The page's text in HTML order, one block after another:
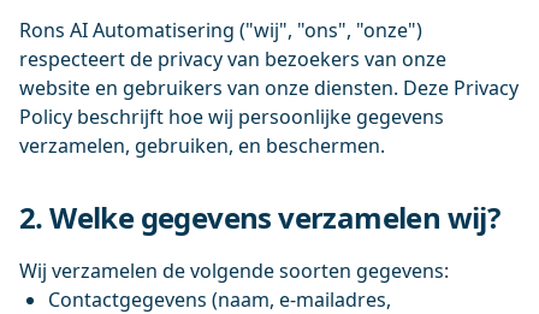
Rons AI Automatisering ("wij", "ons", "onze")
respecteert de privacy van bezoekers van onze
website en gebruikers van onze diensten. Deze Privacy
Policy beschrijft hoe wij persoonlijke gegevens
verzamelen, gebruiken, en beschermen.
2. Welke gegevens verzamelen wij?
Wij verzamelen de volgende soorten gegevens:
Contactgegevens (naam, e-mailadres,